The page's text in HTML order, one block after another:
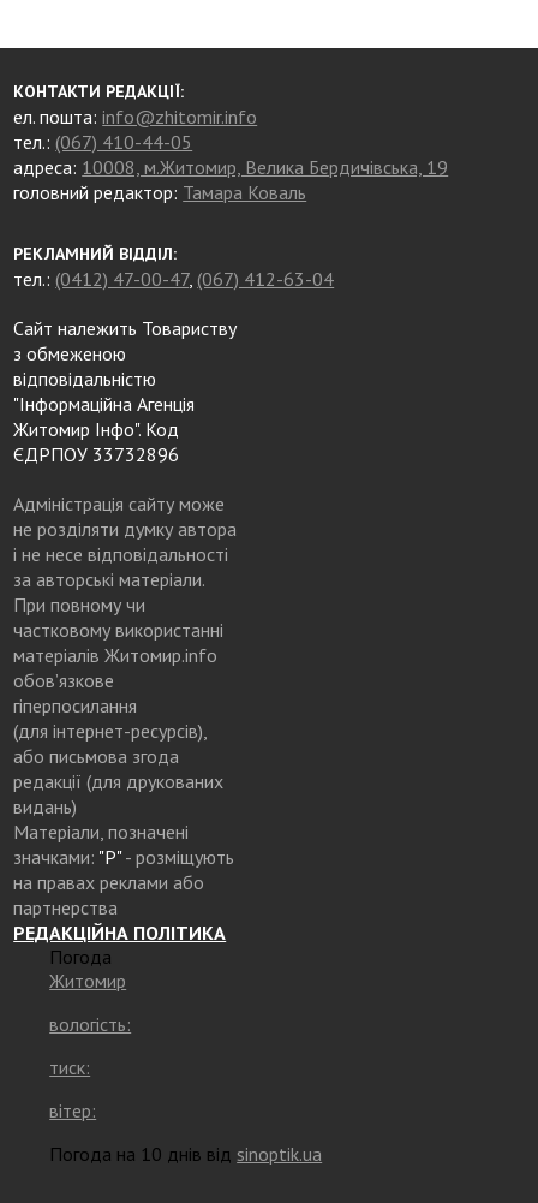
КОНТАКТИ РЕДАКЦІЇ:
ел. пошта:info@zhitomir.info
тел.: (067) 410-44-05
адреса: 10008, м.Житомир, Велика Бердичівська, 19
головний редактор: Тамара Коваль
РЕКЛАМНИЙ ВІДДІЛ:
тел.: (0412) 47-00-47, (067) 412-63-04
Сайт належить Товариству
з обмеженою
відповідальністю
"Інформаційна Агенція
Житомир Інфо". Код
ЄДРПОУ 33732896
Адміністрація сайту може
не розділяти думку автора
і не несе відповідальності
за авторські матеріали.
При повному чи
частковому використанні
матеріалів Житомир.info
обов’язкове
гіперпосилання
(для інтернет-ресурсів),
або письмова згода
редакції (для друкованих
видань)
Матеріали, позначені
значками: "Р"- розміщують
на правах реклами або
партнерства
РЕДАКЦІЙНА ПОЛІТИКА
Погода
Житомир
вологість:
тиск:
вітер:
Погода на 10 днів від sinoptik.ua